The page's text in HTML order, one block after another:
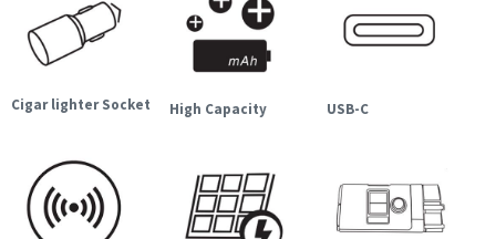
Cigar lighter Socket High Capacity USB-C